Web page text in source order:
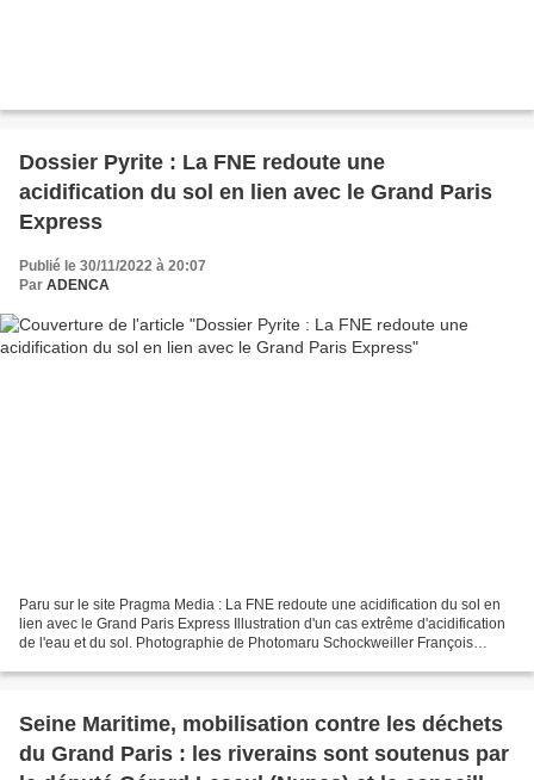
Dossier Pyrite : La FNE redoute une
acidification du sol en lien avec le Grand Paris
Express
Publié le 30/11/2022 à 20:07
Par ADENCA
Paru sur le site Pragma Media : La FNE redoute une acidification du sol en
lien avec le Grand Paris Express Illustration d'un cas extrême d'acidification
de l'eau et du sol. Photographie de Photomaru Schockweiller François
Seine Maritime, mobilisation contre les déchets
du Grand Paris : les riverains sont soutenus par